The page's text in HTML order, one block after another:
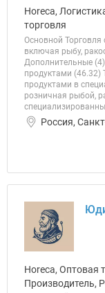
Horeca,
торговля
Основной
включая рыбу,
Дополнительные
продуктами
продуктами в
розничная рыбой,
Россия,
Horeca, Оптовая
Производитель,